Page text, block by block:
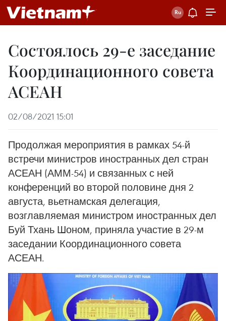
Состоялось 29-е заседание
Координационного совета
АСЕАН
02/08/2021 15:01
Продолжая мероприятия в рамках 54-й
встречи министров иностранных дел стран
АСЕАН (АММ-54) и связанных с ней
конференций во второй половине дня 2
августа, вьетнамская делегация,
возглавляемая министром иностранных дел
Буй Тхань Шоном, приняла участие в 29-м
заседании Координационного совета
АСЕАН.